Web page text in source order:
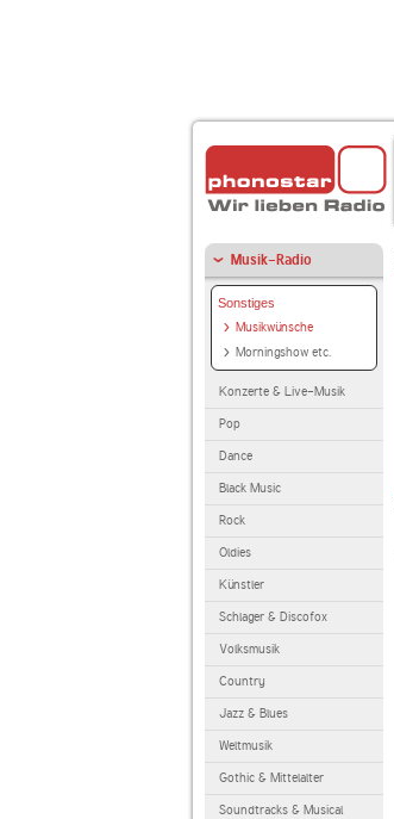
Musik-Radio
Sonstiges
Musikwünsche
Morningshow etc.
Konzerte & Live-Musik
Pop
Dance
Black Music
Rock
Oldies
Künstler
Schlager & Discofox
Volksmusik
Country
Jazz & Blues
Weltmusik
Gothic & Mittelalter
Soundtracks & Musical